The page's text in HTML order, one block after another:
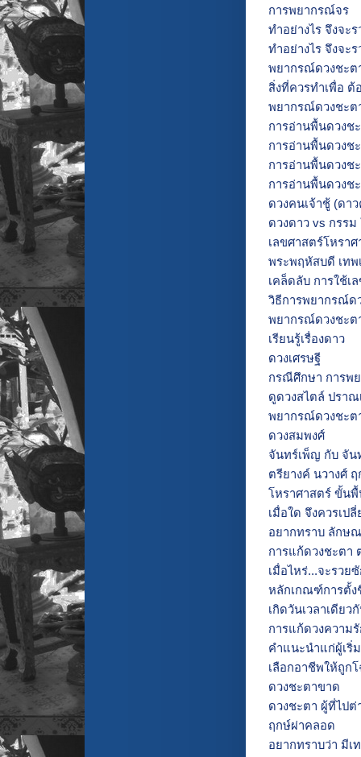
การพยากรณ์จร
ทำอย่างไร จึงจะ
ทำอย่างไร จึงจะร
พยากรณ์ดวงชะต
สิ่งที่ควรทำเพื่อ ต้
พยากรณ์ดวงชะต
การอ่านพื้นดวงช
การอ่านพื้นดวงช
การอ่านพื้นดวงช
การอ่านพื้นดวงช
ดวงคนเจ้าชู้ (ดา
ดวงดาว vs กรร
เลขศาสตร์โหรา
พระพฤหัสบดี เทพ
เคล็ดลับ การใช้เ
วิธีการพยากรณ์ด
พยากรณ์ดวงชะต
เรียนรู้เรื่องดาว
ดวงเศรษฐี
กรณีศึกษา การพ
ดูดวงสไตล์ ปราณ
พยากรณ์ดวงชะต
ดวงสมพงศ์
จันทร์เพ็ญ กับ จัน
ตรียางค์ นวางศ์
โหราศาสตร์ ขั้น
เมื่อใด จึงควรเป
อยากทราบ ลักษ
การแก้ดวงชะตา
เมื่อไหร่...จะรวย
หลักเกณฑ์การตั้ง
เกิดวันเวลาเดีย
การแก้ดวงความรั
คำแนะนำแก่ผู้เริ่
เลือกอาชีพให้ถูก
ดวงชะตาขาด
ดวงชะตา ผู้ที่ไปต่
ฤกษ์ผ่าคลอด
อยากทราบว่า มีเ